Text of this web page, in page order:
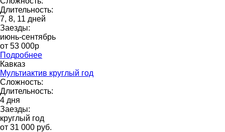
Длительность:
7, 8, 11 дней
Заезды:
июнь-сентябрь
от 53 000p
Подробнее
Кавказ
Мультиактив круглый год
Сложность:
Длительность:
4 дня
Заезды:
круглый год
от 31 000 pуб.